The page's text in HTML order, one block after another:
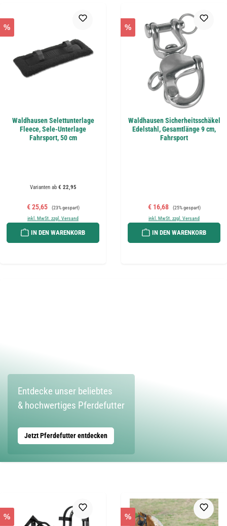
%
Waldhausen Selettunterlage
Fleece, Sele-Unterlage
Fahrsport, 50 cm
Varianten ab€ 22,95
Verkaufspreis:
€ 25,65 Regulärer Preis:
(23% gespart)
inkl. MwSt. zzgl. Versand
IN DEN WARENKORB
%
Waldhausen Sicherheitsschäkel
Edelstahl, Gesamtlänge 9 cm,
Fahrsport
Verkaufspreis:
€ 16,68 Regulärer Preis:
(25% gespart)
inkl. MwSt. zzgl. Versand
IN DEN WARENKORB
Entdecke unser beliebtes
& hochwertiges Pferdefutter
Jetzt Pferdefutter entdecken
% %